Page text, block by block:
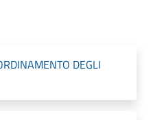
DEGLI